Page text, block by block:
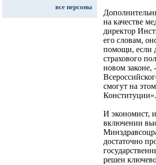
все персоны
на качестве
директор
его словам,
помощи, если
страхового
новом законе,
смогут на
Конституции».
И экономист,
включении
достаточно
решен